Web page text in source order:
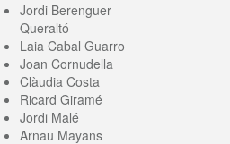
Jordi Berenguer
Queraltó
Laia Cabal Guarro
Joan Cornudella
Clàudia Costa
Ricard Giramé
Jordi Malé
Arnau Mayans